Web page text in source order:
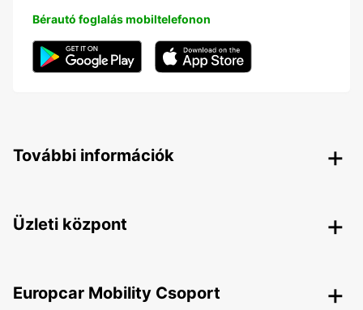
Bérautó foglalás mobiltelefonon
További információk
Üzleti központ
Europcar Mobility Csoport